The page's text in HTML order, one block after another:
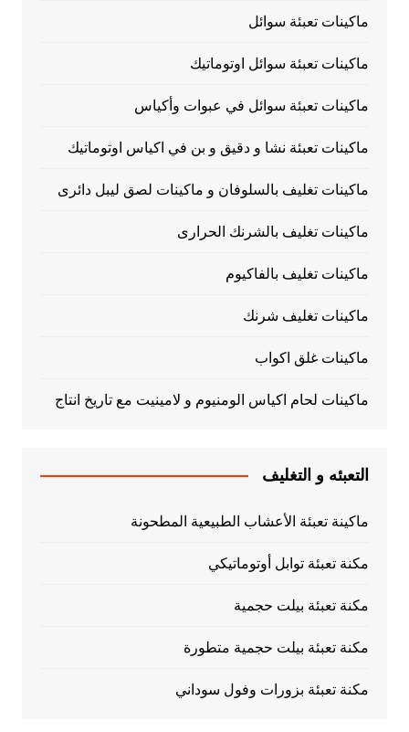
ماكينات تعبئة سوائل
ماكينات تعبئة سوائل اوتوماتيك
ماكينات تعبئة سوائل في عبوات وأكياس
ماكينات تعبئة نشا و دقيق و بن في اكياس اوتوماتيك
ماكينات تغليف بالسلوفان و ماكينات لصق ليبل دائرى
ماكينات تغليف بالشرنك الحرارى
ماكينات تغليف بالفاكيوم
ماكينات تغليف شرنك
ماكينات غلق اكواب
ماكينات لحام اكياس الومنيوم و لامينيت مع تاريخ انتاج
التعبئه و التغليف
ماكينة تعبئة الأعشاب الطبيعية المطحونة
مكنة تعبئة توابل أوتوماتيكي
مكنة تعبئة بيلت حجمية
مكنة تعبئة بيلت حجمية متطورة
مكنة تعبئة بزورات وفول سوداني